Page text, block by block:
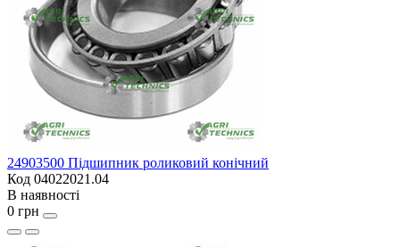
24903500 Підшипник роликовий конічний
Код 04022021.04
В наявності
0 грн